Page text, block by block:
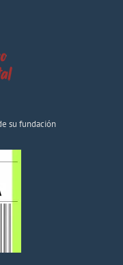
su fundación